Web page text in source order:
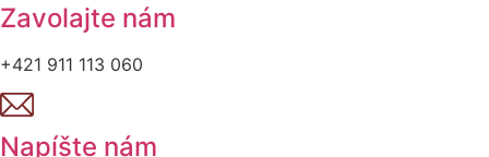
Zavolajte nám
+421 911 113 060
Napíšte nám